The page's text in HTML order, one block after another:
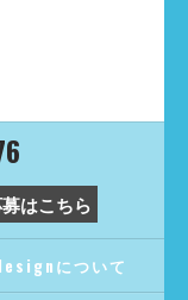
はこちら
について